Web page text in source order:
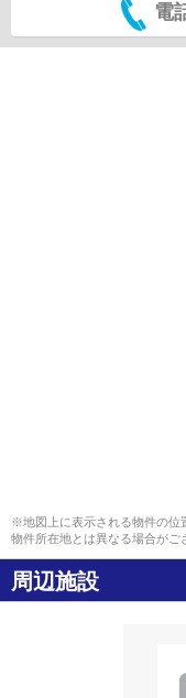
電
※地図上に表示される物件の位
物件所在地とは異なる場合がご
周辺施設